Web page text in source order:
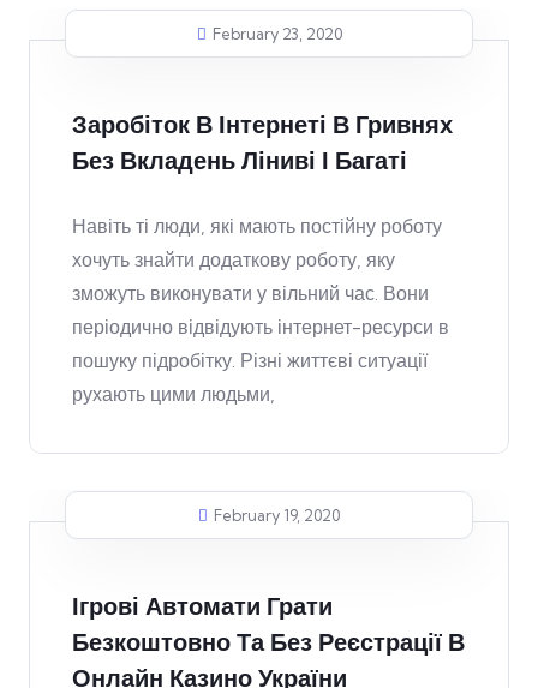
February 23, 2020
Заробіток В Інтернеті В Гривнях
Без Вкладень Ліниві І Багаті
Навіть ті люди, які мають постійну роботу
хочуть знайти додаткову роботу, яку
зможуть виконувати у вільний час. Вони
періодично відвідують інтернет-ресурси в
пошуку підробітку. Різні життєві ситуації
рухають цими людьми,
February 19, 2020
Ігрові Автомати Грати
Безкоштовно Та Без Реєстрації В
Онлайн Казино України